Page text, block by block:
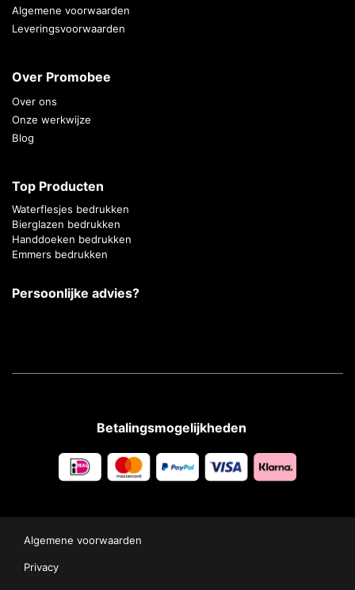
Algemene voorwaarden
Leveringsvoorwaarden
Over Promobee
Over ons
Onze werkwijze
Blog
Top Producten
Waterflesjes bedrukken
Bierglazen bedrukken
Handdoeken bedrukken
Emmers bedrukken
Persoonlijke advies?
Betalingsmogelijkheden
Algemene voorwaarden
Privacy